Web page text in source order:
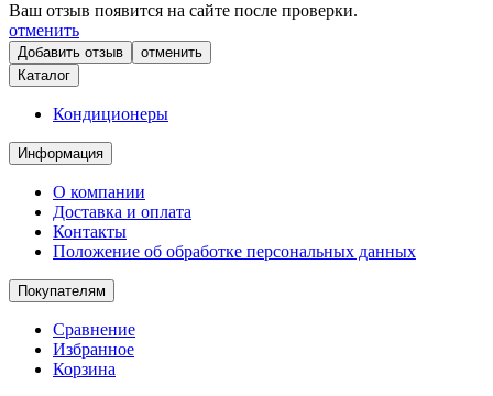
Ваш отзыв появится на сайте после проверки.
отменить
отменить
Каталог
Кондиционеры
Информация
О компании
Доставка и оплата
Контакты
Положение об обработке персональных данных
Покупателям
Сравнение
Избранное
Корзина